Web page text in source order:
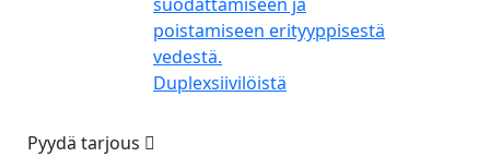
Duplexsiivilöistä
Pyydä tarjous